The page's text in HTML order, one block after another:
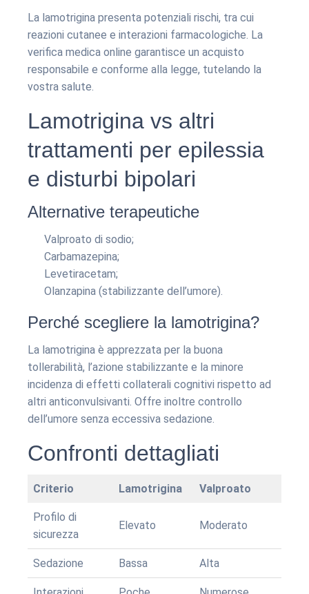
La lamotrigina presenta potenziali rischi, tra cui
reazioni cutanee e interazioni farmacologiche. La
verifica medica online garantisce un acquisto
responsabile e conforme alla legge, tutelando la
vostra salute.
Lamotrigina vs altri
trattamenti per epilessia
e disturbi bipolari
Alternative terapeutiche
Valproato di sodio;
Carbamazepina;
Levetiracetam;
Olanzapina (stabilizzante dell’umore).
Perché scegliere la lamotrigina?
La lamotrigina è apprezzata per la buona
tollerabilità, l’azione stabilizzante e la minore
incidenza di effetti collaterali cognitivi rispetto ad
altri anticonvulsivanti. Offre inoltre controllo
dell’umore senza eccessiva sedazione.
Confronti dettagliati
Criterio Lamotrigina Valproato
Profilo di
sicurezza
Elevato Moderato
Sedazione Bassa Alta